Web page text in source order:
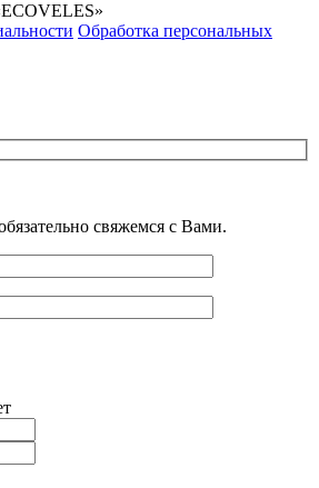
Обработка персональных
свяжемся с Вами.